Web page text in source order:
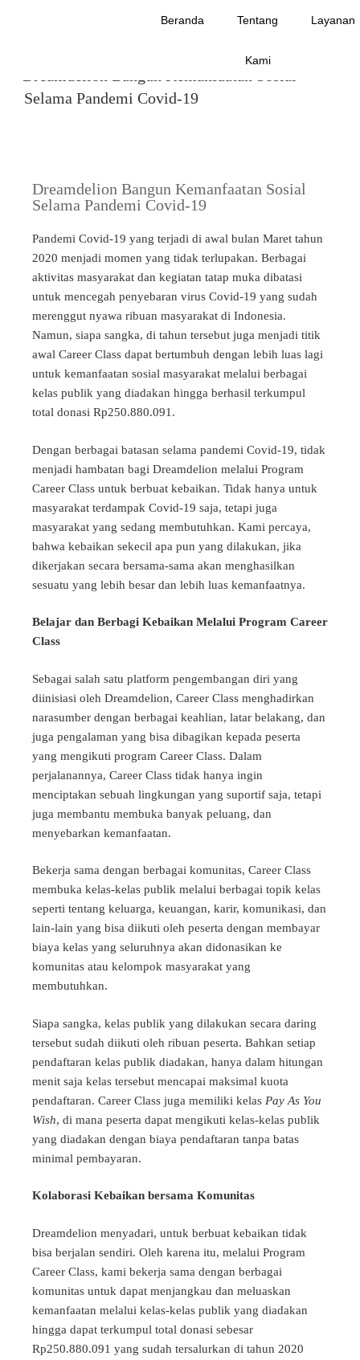
Beranda Tentang
Kami
Layanan
Selama Pandemi Covid-19
Dreamdelion Bangun Kemanfaatan Sosial
Selama Pandemi Covid-19
Pandemi Covid-19 yang terjadi di awal bulan Maret tahun
2020 menjadi momen yang tidak terlupakan. Berbagai
aktivitas masyarakat dan kegiatan tatap muka dibatasi
untuk mencegah penyebaran virus Covid-19 yang sudah
merenggut nyawa ribuan masyarakat di Indonesia.
Namun, siapa sangka, di tahun tersebut juga menjadi titik
awal Career Class dapat bertumbuh dengan lebih luas lagi
untuk kemanfaatan sosial masyarakat melalui berbagai
kelas publik yang diadakan hingga berhasil terkumpul
total donasi Rp250.880.091.
Dengan berbagai batasan selama pandemi Covid-19, tidak
menjadi hambatan bagi Dreamdelion melalui Program
Career Class untuk berbuat kebaikan. Tidak hanya untuk
masyarakat terdampak Covid-19 saja, tetapi juga
masyarakat yang sedang membutuhkan. Kami percaya,
bahwa kebaikan sekecil apa pun yang dilakukan, jika
dikerjakan secara bersama-sama akan menghasilkan
sesuatu yang lebih besar dan lebih luas kemanfaatnya.
Belajar dan Berbagi Kebaikan Melalui Program Career
Class
Sebagai salah satu platform pengembangan diri yang
diinisiasi oleh Dreamdelion, Career Class menghadirkan
narasumber dengan berbagai keahlian, latar belakang, dan
juga pengalaman yang bisa dibagikan kepada peserta
yang mengikuti program Career Class. Dalam
perjalanannya, Career Class tidak hanya ingin
menciptakan sebuah lingkungan yang suportif saja, tetapi
juga membantu membuka banyak peluang, dan
menyebarkan kemanfaatan.
Bekerja sama dengan berbagai komunitas, Career Class
membuka kelas-kelas publik melalui berbagai topik kelas
seperti tentang keluarga, keuangan, karir, komunikasi, dan
lain-lain yang bisa diikuti oleh peserta dengan membayar
biaya kelas yang seluruhnya akan didonasikan ke
komunitas atau kelompok masyarakat yang
membutuhkan.
Siapa sangka, kelas publik yang dilakukan secara daring
tersebut sudah diikuti oleh ribuan peserta. Bahkan setiap
pendaftaran kelas publik diadakan, hanya dalam hitungan
menit saja kelas tersebut mencapai maksimal kuota
pendaftaran. Career Class juga memiliki kelas Pay As You
Wish, di mana peserta dapat mengikuti kelas-kelas publik
yang diadakan dengan biaya pendaftaran tanpa batas
minimal pembayaran.
Kolaborasi Kebaikan bersama Komunitas
Dreamdelion menyadari, untuk berbuat kebaikan tidak
bisa berjalan sendiri. Oleh karena itu, melalui Program
Career Class, kami bekerja sama dengan berbagai
komunitas untuk dapat menjangkau dan meluaskan
kemanfaatan melalui kelas-kelas publik yang diadakan
hingga dapat terkumpul total donasi sebesar
Rp250.880.091 yang sudah tersalurkan di tahun 2020